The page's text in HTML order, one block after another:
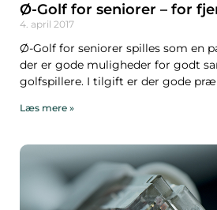
Ø-Golf for seniorer – for
4. april 2017
Ø-Golf for seniorer spilles som en
der er gode muligheder for godt
golfspillere. I tilgift er der gode
Læs mere »